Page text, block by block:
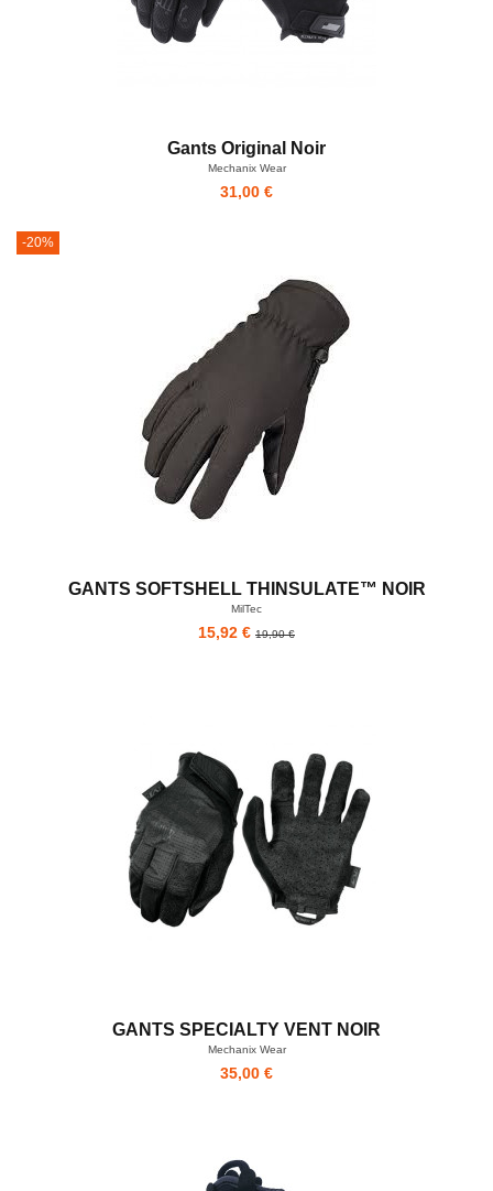
Gants Original Noir
Mechanix Wear
31,00 €
-20%
GANTS SOFTSHELL THINSULATE™ NOIR
MilTec
15,92 € 19,90 €
GANTS SPECIALTY VENT NOIR
Mechanix Wear
35,00 €